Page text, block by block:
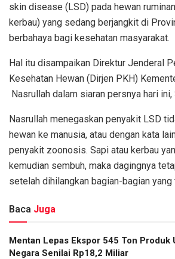
skin disease (LSD) pada hewan
kerbau) yang sedang berjangkit di
berbahaya bagi kesehatan masyarakat.
Hal itu disampaikan Direktur Jenderal
Kesehatan Hewan (Dirjen PKH)
Nasrullah dalam siaran persnya hari
Nasrullah menegaskan penyakit LSD
hewan ke manusia, atau dengan kata
penyakit zoonosis. Sapi atau kerbau
kemudian sembuh, maka dagingnya
setelah dihilangkan bagian-bagian yang
Baca Juga
Mentan Lepas Ekspor 545 Ton Produk
Negara Senilai Rp18,2 Miliar